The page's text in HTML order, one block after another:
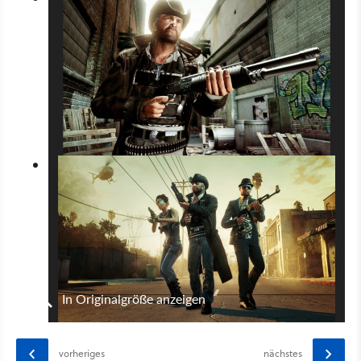
In Originalgröße anzeigen
vorheriges nächstes